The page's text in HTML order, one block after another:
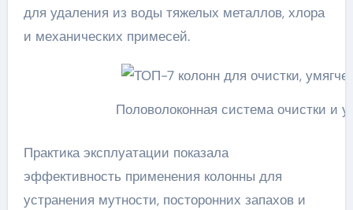
для удаления из воды тяжелых металлов, хлора
и механических примесей.
Половолоконная система очистки и
Практика эксплуатации показала
эффективность применения колонны для
устранения мутности, посторонних запахов и